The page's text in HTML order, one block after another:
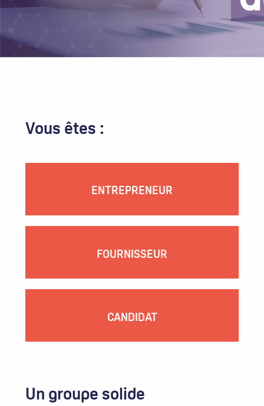
Vous êtes :
ENTREPRENEUR
FOURNISSEUR
CANDIDAT
Un groupe solide